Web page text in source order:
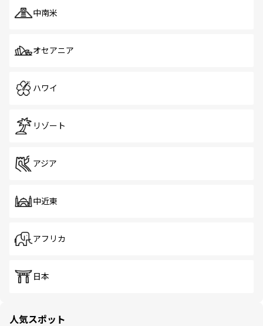
中南米
オセアニア
ハワイ
リゾート
アジア
中近東
アフリカ
日本
人気スポット